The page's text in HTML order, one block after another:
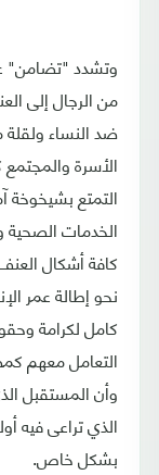
وتشدد "تضامن"
من الرجال إلى
ضد النساء
الأسرة
التمتع بشيخوخة
الخدمات الصحية
كافة أشكال
نحو إطالة عمر
كامل لكرامة
التعامل معهم
الذي تراعى فيه
بشكل خاص.